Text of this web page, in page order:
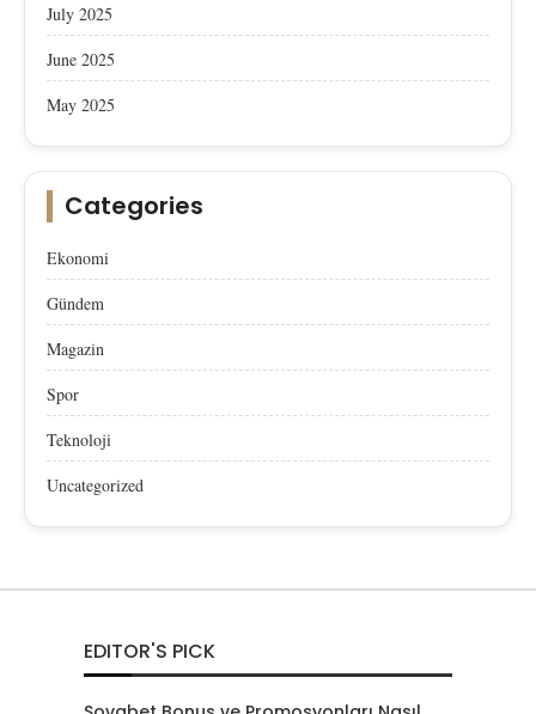
July 2025
June 2025
May 2025
Categories
Ekonomi
Gündem
Magazin
Spor
Teknoloji
Uncategorized
EDITOR'S PICK